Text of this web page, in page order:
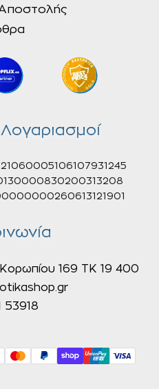
Αποστολής
169 ΤΚ 19 400
53918